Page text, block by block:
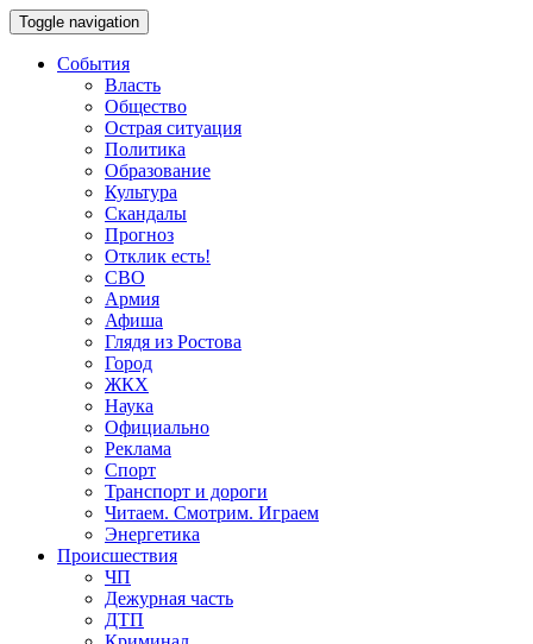
Toggle navigation
События
Власть
Общество
Острая ситуация
Политика
Образование
Культура
Скандалы
Прогноз
Отклик есть!
СВО
Армия
Афиша
Глядя из Ростова
Город
ЖКХ
Наука
Официально
Реклама
Спорт
Транспорт и дороги
Читаем. Смотрим. Играем
Энергетика
Происшествия
ЧП
Дежурная часть
ДТП